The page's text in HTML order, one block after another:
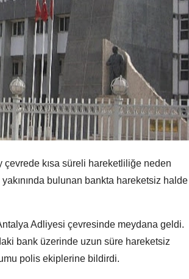
kısa süreli hareketliliğe neden
bulunan bankta hareketsiz halde
Adliyesi çevresinde meydana geldi.
bank üzerinde uzun süre hareketsiz
polis ekiplerine bildirdi.